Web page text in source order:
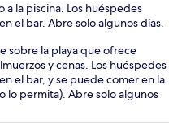
a la piscina. Los huéspedes
el bar. Abre solo algunos días.
sobre la playa que ofrece
y cenas. Los huéspedes
el bar, y se puede comer en la
lo permita). Abre solo algunos